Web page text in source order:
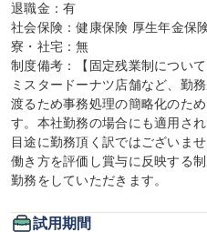
退職金：有
社会保険：健康保険 厚生年金保
寮・社宅：無
制度備考：【固定残業制について
ミスタードーナツ店舗など、勤
渡るため事務処理の簡略化のた
す。本社勤務の場合にも適用さ
目途に勤務頂く訳ではございま
働き方を評価し賞与に反映する
勤務をしていただきます。
試用期間